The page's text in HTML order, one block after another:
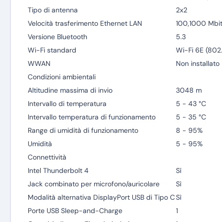
Tipo di antenna
2x2
Velocità trasferimento Ethernet LAN
100,1000
Versione Bluetooth
5.3
Wi-Fi standard
Wi-Fi 6E
WWAN
Non installato
Condizioni ambientali
Altitudine massima di invio
3048 m
Intervallo di temperatura
5 - 43 °C
Intervallo temperatura di funzionamento
5 - 35 °C
Range di umidità di funzionamento
8 - 95%
Umidità
5 - 95%
Connettività
Intel Thunderbolt 4
Sì
Jack combinato per microfono/auricolare
Sì
Modalità alternativa DisplayPort USB di Tipo CSì
Porte USB Sleep-and-Charge
1